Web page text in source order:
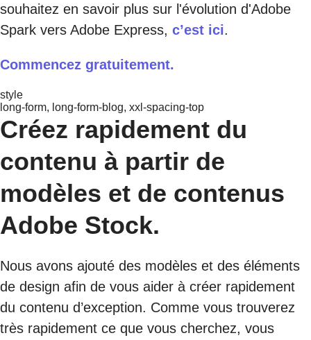
souhaitez en savoir plus sur l'évolution d'Adobe
Spark vers Adobe Express, c’est ici.
Commencez gratuitement.
style
long-form, long-form-blog, xxl-spacing-top
Créez rapidement du
contenu à partir de
modèles et de contenus
Adobe Stock.
Nous avons ajouté des modèles et des éléments
de design afin de vous aider à créer rapidement
du contenu d’exception. Comme vous trouverez
très rapidement ce que vous cherchez, vous